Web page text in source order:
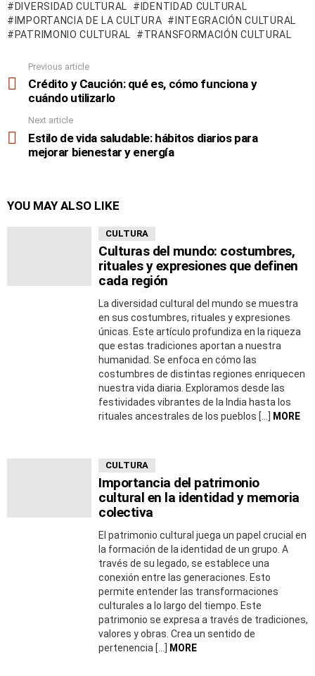
DIVERSIDAD CULTURAL
IDENTIDAD CULTURAL
IMPORTANCIA DE LA CULTURA
INTEGRACIÓN CULTURAL
PATRIMONIO CULTURAL
TRANSFORMACIÓN CULTURAL
more
Previous article
Crédito y Caución: qué es, cómo funciona y
cuándo utilizarlo
Next article
Estilo de vida saludable: hábitos diarios para
mejorar bienestar y energía
YOU MAY ALSO LIKE
CULTURA
Culturas del mundo: costumbres,
rituales y expresiones que definen
cada región
La diversidad cultural del mundo se muestra
en sus costumbres, rituales y expresiones
únicas. Este artículo profundiza en la riqueza
que estas tradiciones aportan a nuestra
humanidad. Se enfoca en cómo las
costumbres de distintas regiones enriquecen
nuestra vida diaria. Exploramos desde las
festividades vibrantes de la India hasta los
rituales ancestrales de los pueblos […]
MORE
CULTURA
Importancia del patrimonio
cultural en la identidad y memoria
colectiva
El patrimonio cultural juega un papel crucial en
la formación de la identidad de un grupo. A
través de su legado, se establece una
conexión entre las generaciones. Esto
permite entender las transformaciones
culturales a lo largo del tiempo. Este
patrimonio se expresa a través de tradiciones,
valores y obras. Crea un sentido de
pertenencia […]
MORE